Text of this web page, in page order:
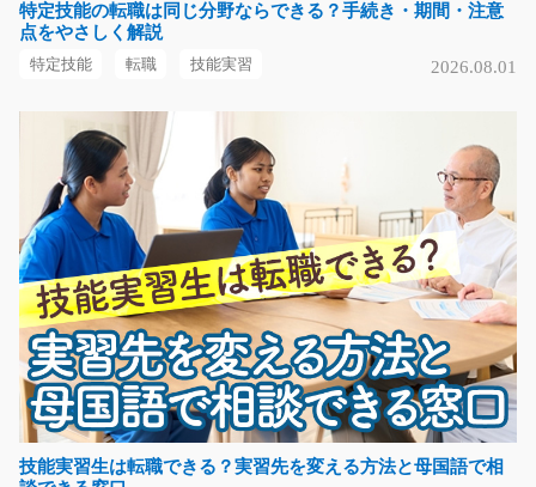
ピッキング/y03_01403
「フルタイムは長すぎる…」という方必見！土日以外の
週2～4日の曜日固定勤…
長期（3ヶ月以上）
時給1050円～
福岡県朝倉市
気になる
大人気軽作業倉庫内で食品の仕分け/y08_00404
担当者オススメ案件！！倉庫内で食品の仕分けピッキン
グのお仕事☆幅広い年…
特定技能の転職は同じ分野ならできる？手続き・期間・注意
点をやさしく解説
特定技能 転職 技能実習 2026.08.01
技能実習生は転職できる？実習先を変える方法と母国語で相